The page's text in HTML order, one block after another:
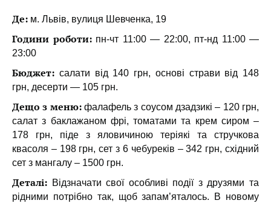
Де: м. Львів, вулиця Шевченка, 19
Години роботи:пн-чт 11:00 — 22:00, пт-нд 11:00 —
23:00
Бюджет: салати від 140 грн, основі страви від 148
грн, десерти — 105 грн.
Дещо з меню:фалафель з соусом дзадзикі – 120 грн,
салат з баклажаном фрі, томатами та крем сиром –
178 грн, піде з яловичиною теріякі та стручкова
квасоля – 198 грн, сет з 6 чебуреків – 342 грн, східний
сет з мангалу – 1500 грн.
Деталі: Відзначати свої особливі події з друзями та
рідними потрібно так, щоб запам’яталось. В новому